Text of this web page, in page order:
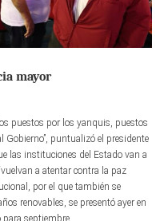
mayor
puestos por los yanquis, puestos
Gobierno”, puntualizó el presidente
las instituciones del Estado van a
a atentar contra la paz
por el que también se
renovables, se presentó ayer en